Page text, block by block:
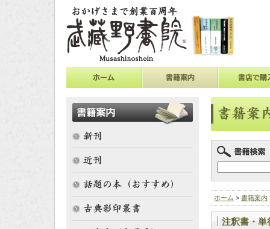
ホーム > 書籍案内
注釈書・単